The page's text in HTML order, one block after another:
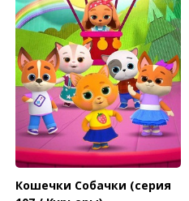
Кошечки Собачки (серия